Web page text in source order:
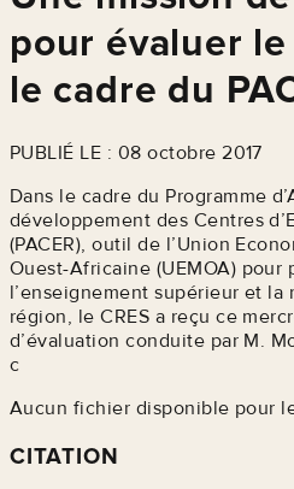
pour évaluer le
le cadre du
PUBLIÉ LE : 08 octobre 2017
Dans le cadre du Programme
développement des Centres
(PACER), outil de l’Union
Ouest-Africaine (UEMOA) pour
l’enseignement supérieur et la
région, le CRES a reçu ce
d’évaluation conduite par M.
c
Aucun fichier disponible pour
CITATION